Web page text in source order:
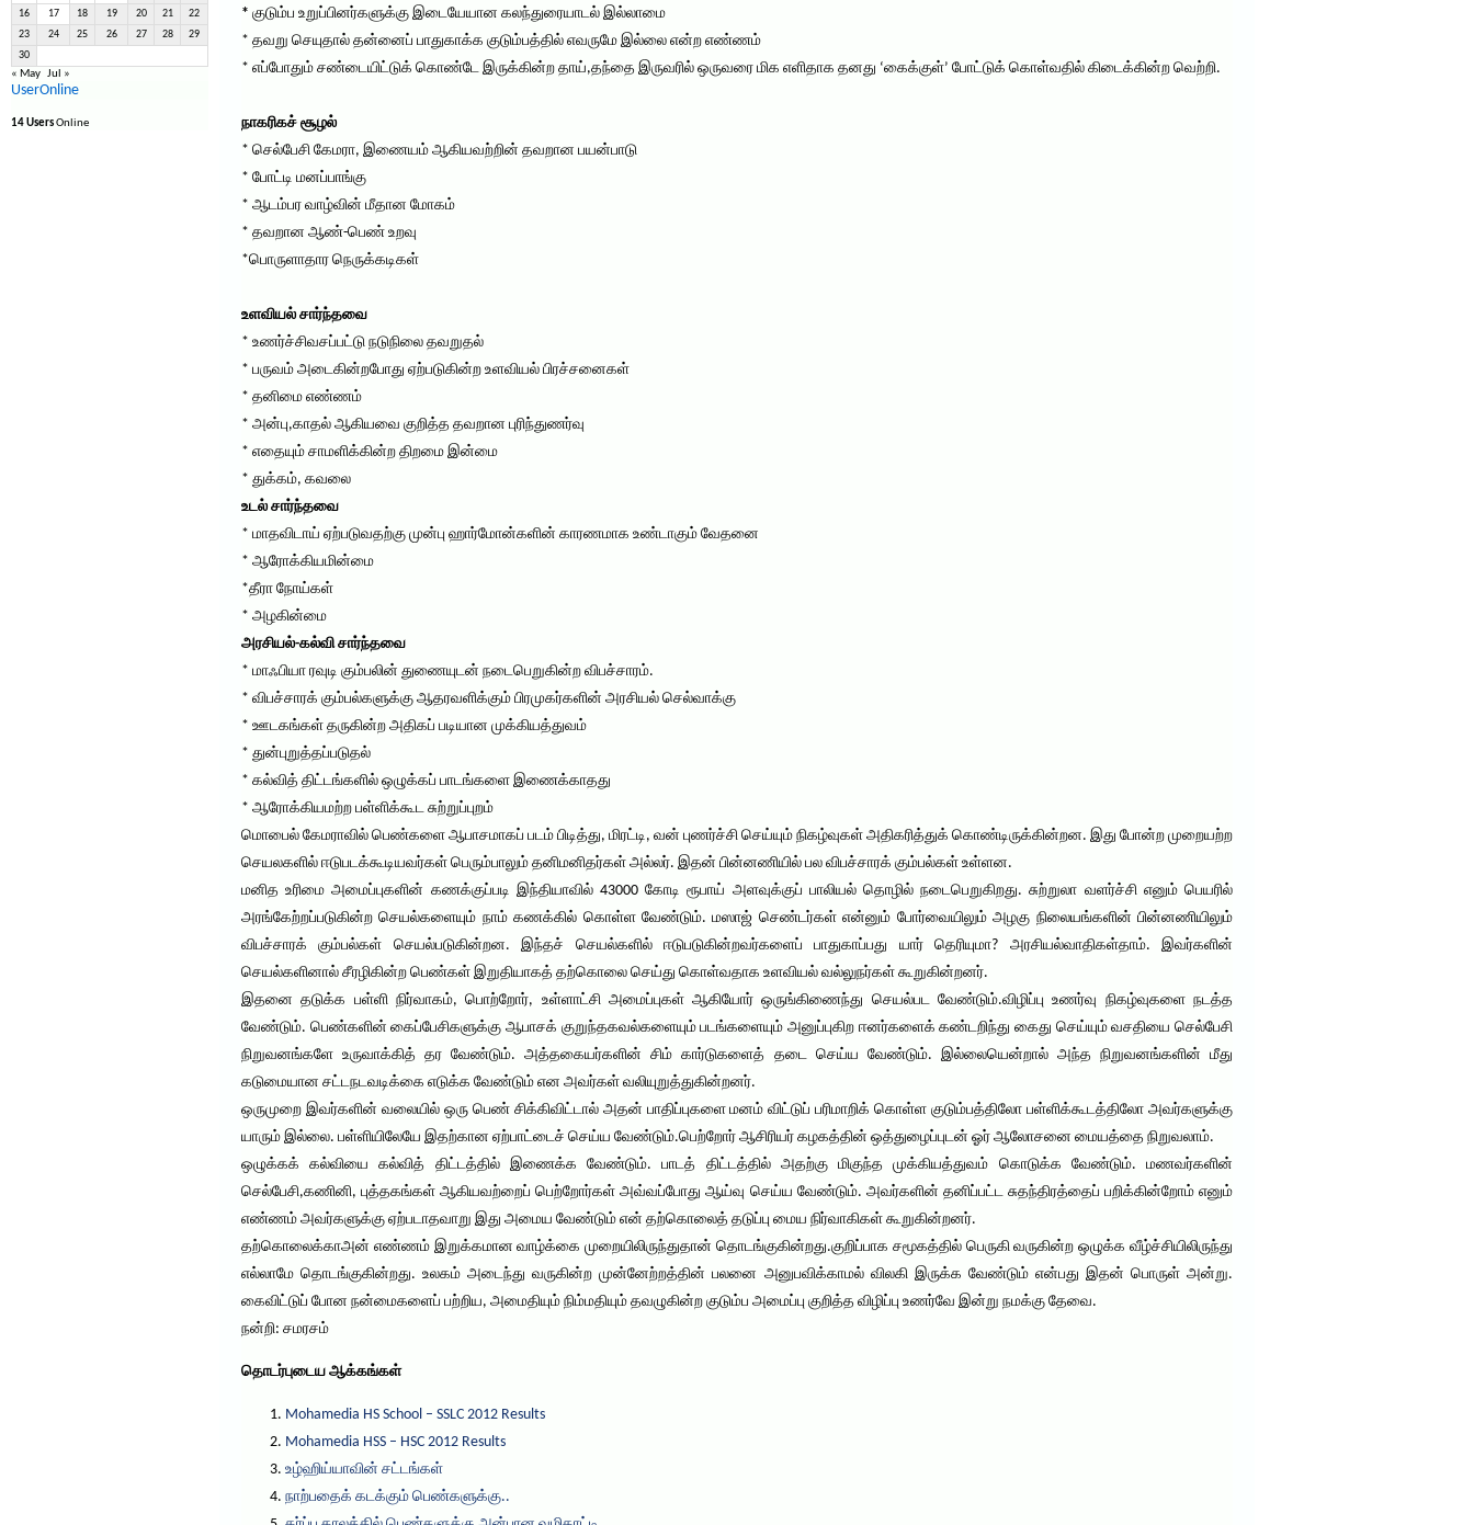
16 17 18 19 20 21 22
23 24 25 26 27 28 29
30
« May Jul »
UserOnline
14 UsersOnline
* குடும்ப உறுப்பினர்களுக்கு இடையேயான கலந்துரையாடல் இல்லாமை
* தவறு செயுதால் தன்னைப் பாதுகாக்க குடும்பத்தில் எவருமே இல்லை என்ற எண்ணம்
* எப்போதும் சண்டையிட்டுக் கொண்டே இருக்கின்ற தாய்,தந்தை இருவரில் ஒருவரை மிக எளிதாக தனது ‘கைக்குள்’ போட்டுக் கொள்வதில் கிடைக்கின்ற வெற்றி.
நாகரிகச் சூழல்
* செல்பேசி கேமரா, இணையம் ஆகியவற்றின் தவறான பயன்பாடு
* போட்டி மனப்பாங்கு
* ஆடம்பர வாழ்வின் மீதான மோகம்
* தவறான ஆண்-பெண் உறவு
*பொருளாதார நெருக்கடிகள்
உளவியல் சார்ந்தவை
* உணர்ச்சிவசப்பட்டு நடுநிலை தவறுதல்
* பருவம் அடைகின்றபோது ஏற்படுகின்ற உளவியல் பிரச்சனைகள்
* தனிமை எண்ணம்
* அன்பு,காதல் ஆகியவை குறித்த தவறான புரிந்துணர்வு
* எதையும் சாமளிக்கின்ற திறமை இன்மை
* துக்கம், கவலை
உடல் சார்ந்தவை
* மாதவிடாய் ஏற்படுவதற்கு முன்பு ஹார்மோன்களின் காரணமாக உண்டாகும் வேதனை
* ஆரோக்கியமின்மை
*தீரா நோய்கள்
* அழகின்மை
அரசியல்-கல்வி சார்ந்தவை
* மாஃபியா ரவுடி கும்பலின் துணையுடன் நடைபெறுகின்ற விபச்சாரம்.
* விபச்சாரக் கும்பல்களுக்கு ஆதரவளிக்கும் பிரமுகர்களின் அரசியல் செல்வாக்கு
* ஊடகங்கள் தருகின்ற அதிகப் படியான முக்கியத்துவம்
* துன்புறுத்தப்படுதல்
* கல்வித் திட்டங்களில் ஒழுக்கப் பாடங்களை இணைக்காதது
* ஆரோக்கியமற்ற பள்ளிக்கூட சுற்றுப்புறம்
மொபைல் கேமராவில் பெண்களை ஆபாசமாகப் படம் பிடித்து, மிரட்டி, வன் புணர்ச்சி செய்யும் நிகழ்வுகள் அதிகரித்துக் கொண்டிருக்கின்றன. இது போன்ற முறையற்ற
செயலகளில் ஈடுபடக்கூடியவர்கள் பெரும்பாலும் தனிமனிதர்கள் அல்லர். இதன் பின்னணியில் பல விபச்சாரக் கும்பல்கள் உள்ளன.
மனித உரிமை அமைப்புகளின் கணக்குப்படி இந்தியாவில் 43000 கோடி ரூபாய் அளவுக்குப் பாலியல் தொழில் நடைபெறுகிறது. சுற்றுலா வளர்ச்சி எனும் பெயரில்
அரங்கேற்றப்படுகின்ற செயல்களையும் நாம் கணக்கில் கொள்ள வேண்டும். மஸாஜ் செண்டர்கள் என்னும் போர்வையிலும் அழகு நிலையங்களின் பின்னணியிலும்
விபச்சாரக் கும்பல்கள் செயல்படுகின்றன. இந்தச் செயல்களில் ஈடுபடுகின்றவர்களைப் பாதுகாப்பது யார் தெரியுமா? அரசியல்வாதிகள்தாம். இவர்களின்
செயல்களினால் சீரழிகின்ற பெண்கள் இறுதியாகத் தற்கொலை செய்து கொள்வதாக உளவியல் வல்லுநர்கள் கூறுகின்றனர்.
இதனை தடுக்க பள்ளி நிர்வாகம், பொற்றோர், உள்ளாட்சி அமைப்புகள் ஆகியோர் ஒருங்கிணைந்து செயல்பட வேண்டும்.விழிப்பு உணர்வு நிகழ்வுகளை நடத்த
வேண்டும். பெண்களின் கைப்பேசிகளுக்கு ஆபாசக் குறுந்தகவல்களையும் படங்களையும் அனுப்புகிற ஈனர்களைக் கண்டறிந்து கைது செய்யும் வசதியை செல்பேசி
நிறுவனங்களே உருவாக்கித் தர வேண்டும். அத்தகையர்களின் சிம் கார்டுகளைத் தடை செய்ய வேண்டும். இல்லையென்றால் அந்த நிறுவனங்களின் மீது
கடுமையான சட்டநடவடிக்கை எடுக்க வேண்டும் என அவர்கள் வலியுறுத்துகின்றனர்.
ஒருமுறை இவர்களின் வலையில் ஒரு பெண் சிக்கிவிட்டால் அதன் பாதிப்புகளை மனம் விட்டுப் பரிமாறிக் கொள்ள குடும்பத்திலோ பள்ளிக்கூடத்திலோ அவர்களுக்கு
யாரும் இல்லை. பள்ளியிலேயே இதற்கான ஏற்பாட்டைச் செய்ய வேண்டும்.பெற்றோர் ஆசிரியர் கழகத்தின் ஒத்துழைப்புடன் ஓர் ஆலோசனை மையத்தை நிறுவலாம்.
ஒழுக்கக் கல்வியை கல்வித் திட்டத்தில் இணைக்க வேண்டும். பாடத் திட்டத்தில் அதற்கு மிகுந்த முக்கியத்துவம் கொடுக்க வேண்டும். மணவர்களின்
செல்பேசி,கணினி, புத்தகங்கள் ஆகியவற்றைப் பெற்றோர்கள் அவ்வப்போது ஆய்வு செய்ய வேண்டும். அவர்களின் தனிப்பட்ட சுதந்திரத்தைப் பறிக்கின்றோம் எனும்
எண்ணம் அவர்களுக்கு ஏற்படாதவாறு இது அமைய வேண்டும் என் தற்கொலைத் தடுப்பு மைய நிர்வாகிகள் கூறுகின்றனர்.
தற்கொலைக்காஅன் எண்ணம் இறுக்கமான வாழ்க்கை முறையிலிருந்துதான் தொடங்குகின்றது.குறிப்பாக சமூகத்தில் பெருகி வருகின்ற ஒழுக்க வீழ்ச்சியிலிருந்து
எல்லாமே தொடங்குகின்றது. உலகம் அடைந்து வருகின்ற முன்னேற்றத்தின் பலனை அனுபவிக்காமல் விலகி இருக்க வேண்டும் என்பது இதன் பொருள் அன்று.
கைவிட்டுப் போன நன்மைகளைப் பற்றிய, அமைதியும் நிம்மதியும் தவழுகின்ற குடும்ப அமைப்பு குறித்த விழிப்பு உணர்வே இன்று நமக்கு தேவை.
நன்றி: சமரசம்
தொடர்புடைய ஆக்கங்கள்
Mohamedia HS School – SSLC 2012 Results
Mohamedia HSS – HSC 2012 Results
உழ்ஹிய்யாவின் சட்டங்கள்
நாற்பதைக் கடக்கும் பெண்களுக்கு..